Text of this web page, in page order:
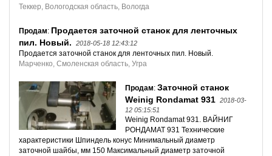
Теккер, Вологодская область, Вологда
Продам: Продается заточной станок для ленточных
пил. Новый.
2018-05-18 12:43:12
Продается заточной станок для ленточных пил. Новый.
Марченко, Смоленская область, Угра
Продам: Заточной станок
Weinig Rondamat 931 2018-03-
12 05:15:51
Weinig Rondamat 931. ВАЙНИГ
РОНДАМАТ 931 Технические
характеристики Шпиндель конус Минимальный диаметр
заточной шайбы, мм 150 Максимальный диаметр заточной